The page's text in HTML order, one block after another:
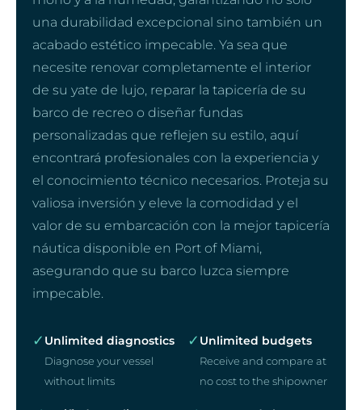
una durabilidad excepcional sino también un
acabado estético impecable. Ya sea que
necesite renovar completamente el interior
de su yate de lujo, reparar la tapicería de su
barco de recreo o diseñar fundas
personalizadas que reflejen su estilo, aquí
encontrará profesionales con la experiencia y
el conocimiento técnico necesarios. Proteja su
valiosa inversión y eleve la comodidad y el
valor de su embarcación con la mejor tapicería
náutica disponible en Port of Miami,
asegurando que su barco luzca siempre
impecable.
✓ Unlimited diagnostics
Diagnose your vessel
without limits
✓ Unlimited budgets
Receive and compare at
no cost to the shipowner